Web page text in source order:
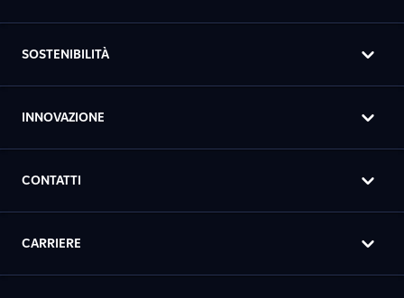
SOSTENIBILITÀ
INNOVAZIONE
CONTATTI
CARRIERE